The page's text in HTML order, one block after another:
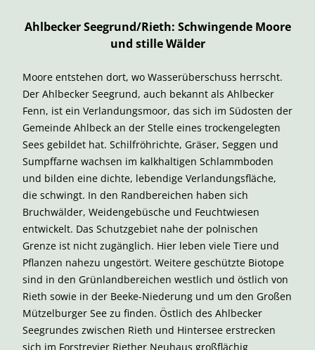
Ahlbecker Seegrund/Rieth: Schwingende Moore
und stille Wälder
Moore entstehen dort, wo Wasserüberschuss herrscht.
Der Ahlbecker Seegrund, auch bekannt als Ahlbecker
Fenn, ist ein Verlandungsmoor, das sich im Südosten der
Gemeinde Ahlbeck an der Stelle eines trockengelegten
Sees gebildet hat. Schilfröhrichte, Gräser, Seggen und
Sumpffarne wachsen im kalkhaltigen Schlammboden
und bilden eine dichte, lebendige Verlandungsfläche,
die schwingt. In den Randbereichen haben sich
Bruchwälder, Weidengebüsche und Feuchtwiesen
entwickelt. Das Schutzgebiet nahe der polnischen
Grenze ist nicht zugänglich. Hier leben viele Tiere und
Pflanzen nahezu ungestört. Weitere geschützte Biotope
sind in den Grünlandbereichen westlich und östlich von
Rieth sowie in der Beeke-Niederung und um den Großen
Mützelburger See zu finden. Östlich des Ahlbecker
Seegrundes zwischen Rieth und Hintersee erstrecken
sich im Forstrevier Riether Neuhaus großflächig